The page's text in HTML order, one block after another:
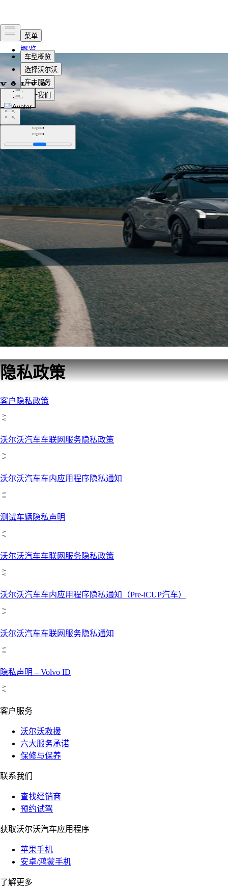
概览
法律
隐私政策
选择语言 更改位置
选择语言
更改位置
隐私政策
客户隐私政策
沃尔沃汽车车联网服务隐私政策
沃尔沃汽车车内应用程序隐私通知
测试车辆隐私声明
沃尔沃汽车车联网服务隐私政策
沃尔沃汽车车内应用程序隐私通知（Pre-iCUP汽车）
沃尔沃汽车车联网服务隐私通知
隐私声明 – Volvo ID